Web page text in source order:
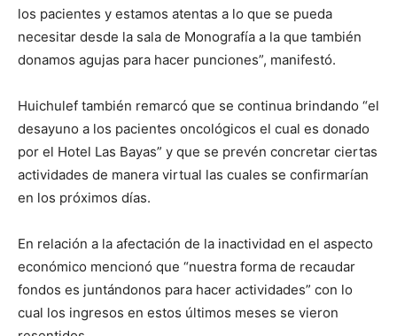
los pacientes y estamos atentas a lo que se pueda
necesitar desde la sala de Monografía a la que también
donamos agujas para hacer punciones”, manifestó.
Huichulef también remarcó que se continua brindando “el
desayuno a los pacientes oncológicos el cual es donado
por el Hotel Las Bayas” y que se prevén concretar ciertas
actividades de manera virtual las cuales se confirmarían
en los próximos días.
En relación a la afectación de la inactividad en el aspecto
económico mencionó que “nuestra forma de recaudar
fondos es juntándonos para hacer actividades” con lo
cual los ingresos en estos últimos meses se vieron